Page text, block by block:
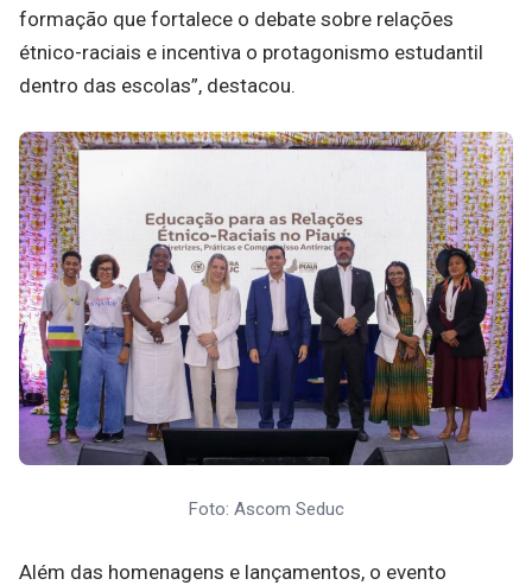
formação que fortalece o debate sobre relações
étnico-raciais e incentiva o protagonismo estudantil
dentro das escolas”, destacou.
Foto: Ascom Seduc
Além das homenagens e lançamentos, o evento